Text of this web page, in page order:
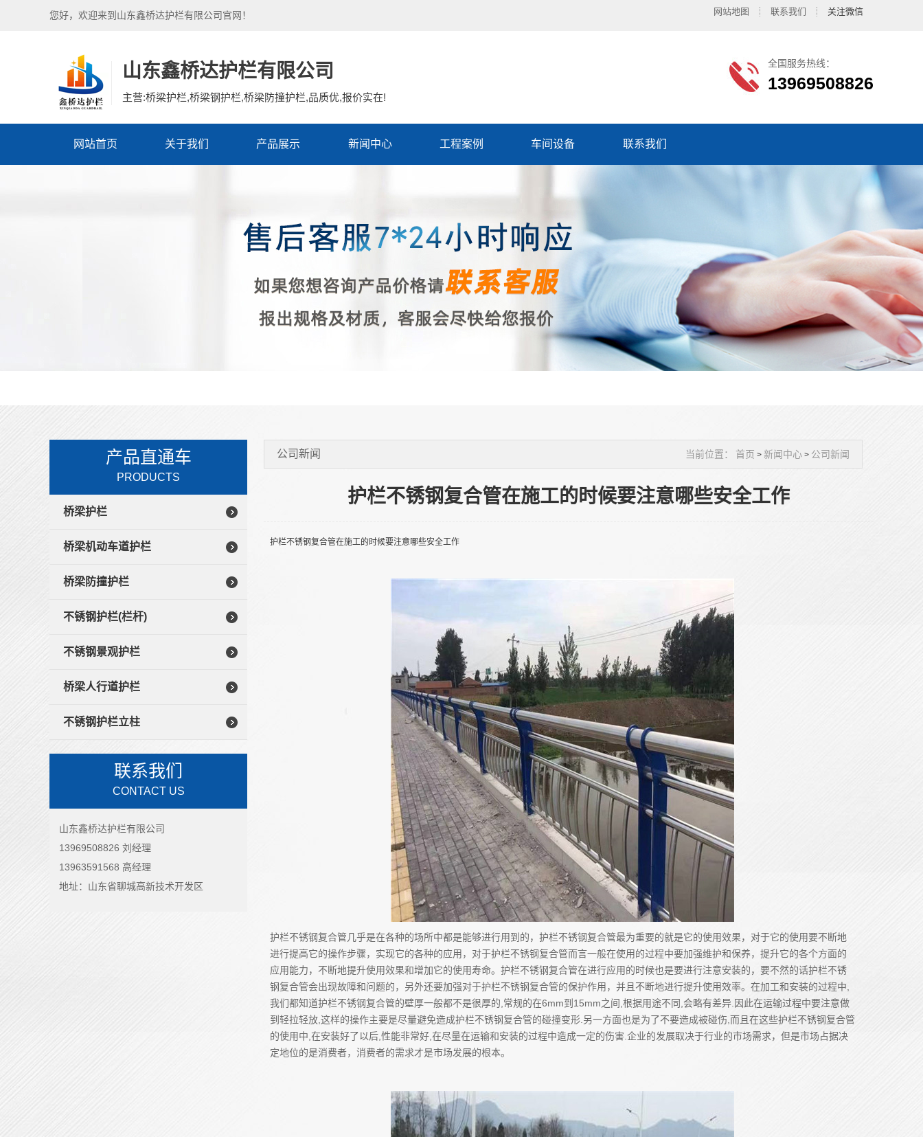
您好，欢迎来到山东鑫桥达护栏有限公司官网！ 网站地图 联系我们 关注微信
山东鑫桥达护栏有限公司
主营:桥梁护栏,桥梁钢护栏,桥梁防撞护栏,品质优,报价实在!
全国服务热线：
13969508826
网站首页 关于我们 产品展示 新闻中心 工程案例 车间设备 联系我们
产品直通车
PRODUCTS
桥梁护栏
桥梁机动车道护栏
桥梁防撞护栏
不锈钢护栏(栏杆)
不锈钢景观护栏
桥梁人行道护栏
不锈钢护栏立柱
联系我们
CONTACT US
山东鑫桥达护栏有限公司
13969508826 刘经理
13963591568 高经理
地址：山东省聊城高新技术开发区
公司新闻 当前位置： 首页 >新闻中心 > 公司新闻
护栏不锈钢复合管在施工的时候要注意哪些安全工作
护栏不锈钢复合管在施工的时候要注意哪些安全工作
护栏不锈钢复合管几乎是在各种的场所中都是能够进行用到的，护栏不锈钢复合管最为重要的就是它的使用效果，对于它的使用要不断地
进行提高它的操作步骤，实现它的各种的应用，对于护栏不锈钢复合管而言一般在使用的过程中要加强维护和保养，提升它的各个方面的
应用能力，不断地提升使用效果和增加它的使用寿命。护栏不锈钢复合管在进行应用的时候也是要进行注意安装的，要不然的话护栏不锈
钢复合管会出现故障和问题的，另外还要加强对于护栏不锈钢复合管的保护作用，并且不断地进行提升使用效率。在加工和安装的过程中,
我们都知道护栏不锈钢复合管的壁厚一般都不是很厚的,常规的在6mm到15mm之间,根据用途不同,会略有差异.因此在运输过程中要注意做
到轻拉轻放,这样的操作主要是尽量避免造成护栏不锈钢复合管的碰撞变形.另一方面也是为了不要造成被碰伤,而且在这些护栏不锈钢复合管
的使用中,在安装好了以后,性能非常好,在尽量在运输和安装的过程中造成一定的伤害.企业的发展取决于行业的市场需求，但是市场占据决
定地位的是消费者，消费者的需求才是市场发展的根本。